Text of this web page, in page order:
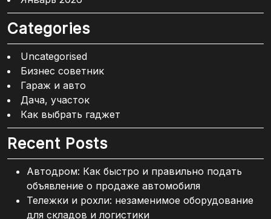
Categories
Uncategorised
Бизнес советник
Гараж и авто
Дача, участок
Как выбрать гаджет
Recent Posts
Автодром: Как быстро и правильно подать
объявление о продаже автомобиля
Тележки и рохли: незаменимое оборудование
для складов и логистики